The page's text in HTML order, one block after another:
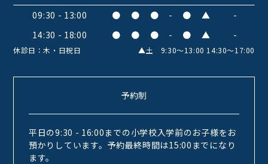
09:30 - 13:00
● ● ● - ● ▲
-
14:30 - 18:00
● ● ● - ● ▲ -
休診日：木・日祝日 ▲土 9:30〜13:00 14:30〜17:00
予約制
平日の9:30 - 16:00までの小学校入学前のお子様をお
預かりしています。予約最終時間は15:00までになり
ます。